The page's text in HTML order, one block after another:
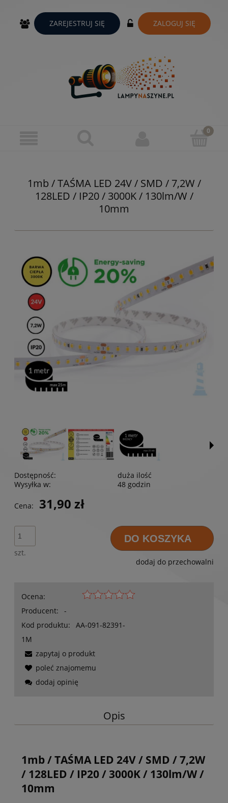
ZAREJESTRUJ SIĘ ZALOGUJ SIĘ
1mb / TAŚMA LED 24V / SMD / 7,2W /
128LED / IP20 / 3000K / 130lm/W /
10mm
Dostępność:
duża ilość
Wysyłka w:
48 godzin
Cena: 31,90 zł
szt.
DO KOSZYKA
dodaj do przechowalni
Ocena:
Producent:
-
Kod produktu:
AA-091-82391-
1M
zapytaj o produkt
poleć znajomemu
dodaj opinię
Opis
1mb / TAŚMA LED 24V / SMD / 7,2W
/ 128LED / IP20 / 3000K / 130lm/W /
10mm